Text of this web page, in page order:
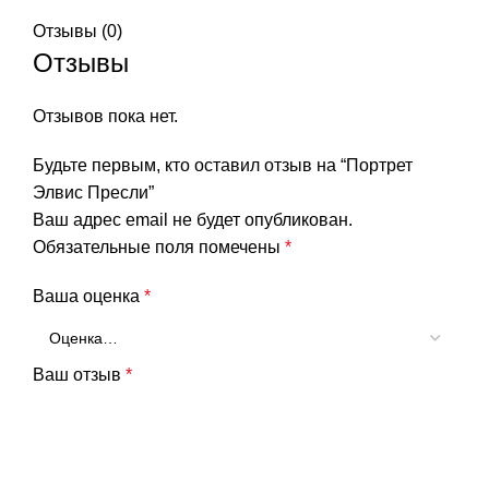
Отзывы (0)
Отзывы
Отзывов пока нет.
Будьте первым, кто оставил отзыв на “Портрет
Элвис Пресли”
Ваш адрес email не будет опубликован.
Обязательные поля помечены *
Ваша оценка *
Ваш отзыв *